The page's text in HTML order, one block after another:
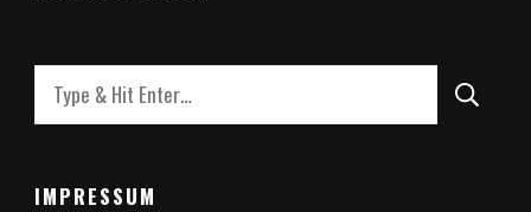
Looking
for
IMPRESSUM